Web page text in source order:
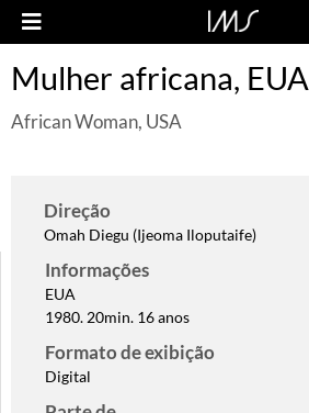
Mulher africana, EUA
African Woman, USA
Direção
Omah Diegu (Ijeoma Iloputaife)
Informações
EUA
1980. 20min. 16 anos
Formato de exibição
Digital